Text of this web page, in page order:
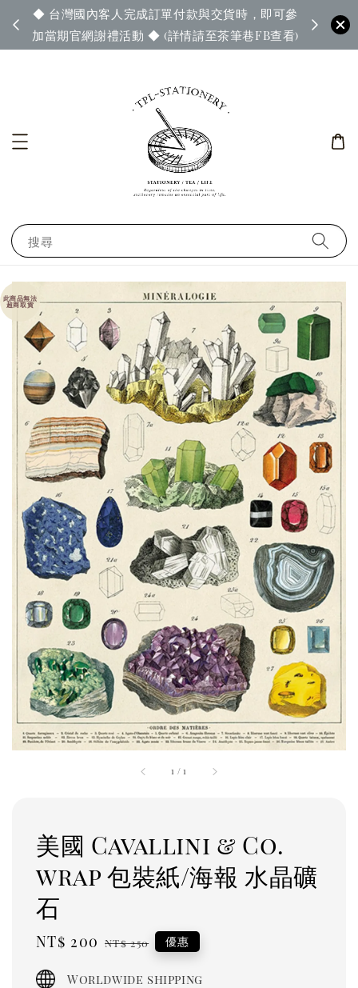
◆ 台灣國內客人完成訂單付款與交貨時，即可參
加當期官網謝禮活動 ◆ (詳情請至茶筆巷FB查看)
◆ 官
搜尋
1 /1
此商品無法
超商取貨
美國 Cavallini & Co.
wrap 包裝紙/海報 水晶礦
石
Sale
NT$ 200 Regular
NT$ 250 優惠
Worldwide shipping